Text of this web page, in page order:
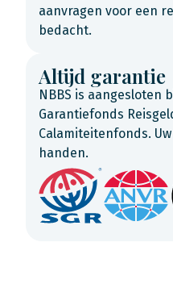
aanvragen voor een
bedacht.
Altijd garantie
NBBS is aangesloten
Garantiefonds
Calamiteitenfonds.
handen.